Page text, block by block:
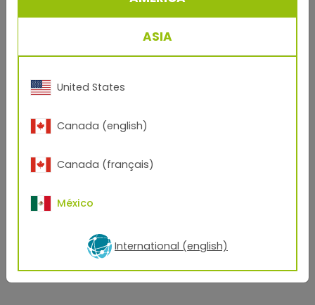
través de la investigación, la experiencia y la pasión,
crea superficies que son más que hermosas. Son
duraderas, funcionales y estéticas, una expresión de
A nuestra tienda web
ASIA
United States
Canada (english)
Canada (français)
México
International (english)